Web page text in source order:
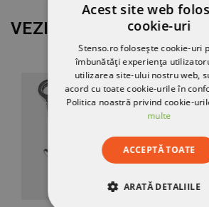
VEZI MAI MULT
Acest site web
cookie-uri
Stenso.ro folosește cookie-uri
îmbunătăți experiența
utilizarea site-ului nostru web,
acord cu toate cookie-urile în
Politica noastră privind cookie-
multe
ACCEPTĂ TOATE
ARATĂ DETALIILE